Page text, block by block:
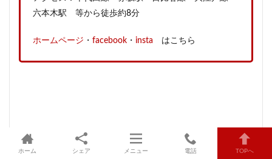
六本木駅 等から徒歩約8分
ホームページ ・ facebook ・ insta はこちら
ホーム シェア メニュー 電話 TOPへ